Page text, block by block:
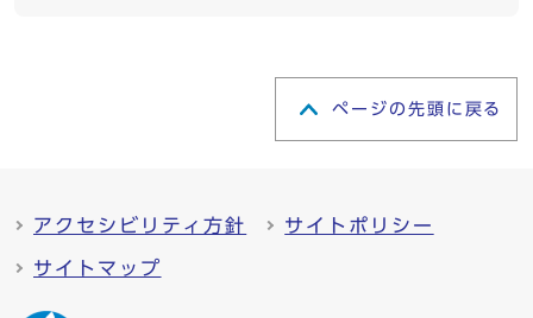
ページの先頭に戻る
アクセシビリティ方針 サイトポリシー
サイトマップ